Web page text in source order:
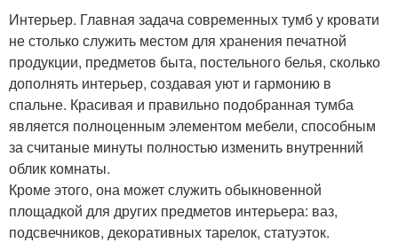
Интерьер. Главная задача современных тумб у кровати
не столько служить местом для хранения печатной
продукции, предметов быта, постельного белья, сколько
дополнять интерьер, создавая уют и гармонию в
спальне. Красивая и правильно подобранная тумба
является полноценным элементом мебели, способным
за считаные минуты полностью изменить внутренний
облик комнаты.
Кроме этого, она может служить обыкновенной
площадкой для других предметов интерьера: ваз,
подсвечников, декоративных тарелок, статуэток.